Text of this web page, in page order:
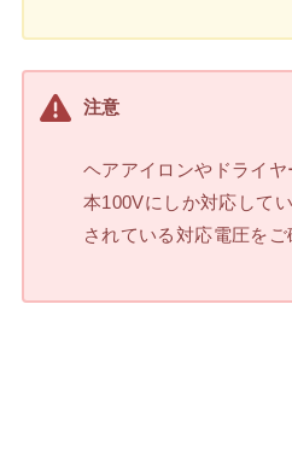
注意
ヘアアイロンやドライ
本100Vにしか対応して
されている対応電圧をご